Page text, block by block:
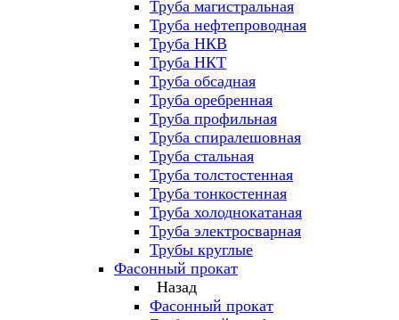
Труба магистральная
Труба нефтепроводная
Труба НКВ
Труба НКТ
Труба обсадная
Труба оребренная
Труба профильная
Труба спиралешовная
Труба стальная
Труба толстостенная
Труба тонкостенная
Труба холоднокатаная
Труба электросварная
Трубы круглые
Фасонный прокат
Назад
Фасонный прокат